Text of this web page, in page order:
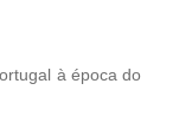
à época do